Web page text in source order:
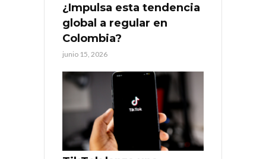
¿Impulsa esta tendencia
global a regular en
Colombia?
junio 15, 2026